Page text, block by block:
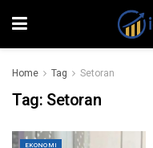
Home Tag Setoran
Tag: Setoran
EKONOMI